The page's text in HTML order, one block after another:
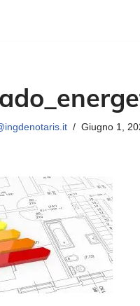
Giugno 1,